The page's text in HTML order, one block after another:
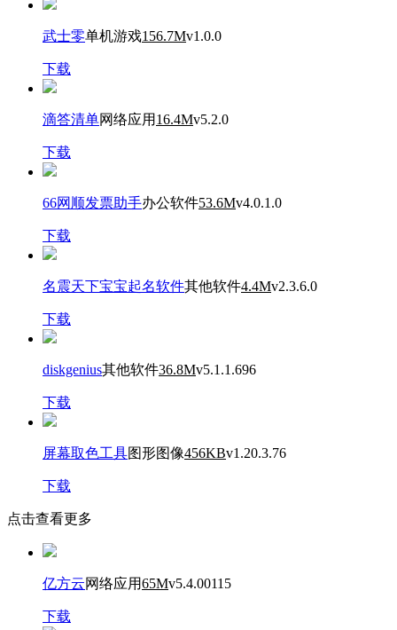
武士零单机游戏156.7Mv1.0.0
下载
滴答清单网络应用 16.4Mv5.2.0
下载
66网顺发票助手办公软件53.6Mv4.0.1.0
下载
名震天下宝宝起名软件其他软件4.4Mv2.3.6.0
下载
diskgenius其他软件36.8Mv5.1.1.696
下载
屏幕取色工具图形图像456KBv1.20.3.76
下载
点击查看更多
亿方云网络应用65Mv5.4.00115
下载